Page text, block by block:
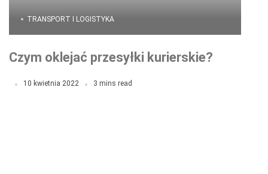
TRANSPORT I LOGISTYKA
Czym oklejać przesyłki kurierskie?
10 kwietnia 2022 3 mins read